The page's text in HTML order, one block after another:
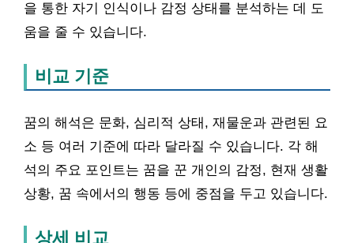
을 통한 자기 인식이나 감정 상태를 분석하는 데 도
움을 줄 수 있습니다.
비교 기준
꿈의 해석은 문화, 심리적 상태, 재물운과 관련된 요
소 등 여러 기준에 따라 달라질 수 있습니다. 각 해
석의 주요 포인트는 꿈을 꾼 개인의 감정, 현재 생활
상황, 꿈 속에서의 행동 등에 중점을 두고 있습니다.
상세 비교